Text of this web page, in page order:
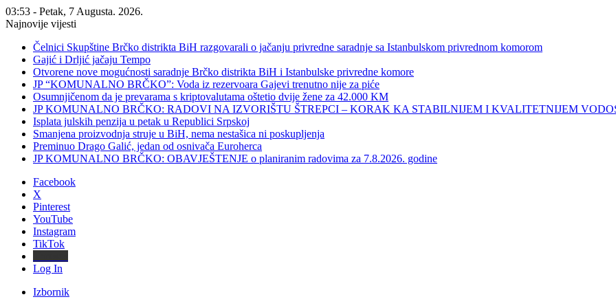
03:53 - Petak, 7 Augusta. 2026.
Najnovije vijesti
Čelnici Skupštine Brčko distrikta BiH razgovarali o jačanju privredne saradnje sa Istanbulskom privrednom komorom
Gajić i Drljić jačaju Tempo
Otvorene nove mogućnosti saradnje Brčko distrikta BiH i Istanbulske privredne komore
JP “KOMUNALNO BRČKO”: Voda iz rezervoara Gajevi trenutno nije za piće
Osumnjičenom da je prevarama s kriptovalutama oštetio dvije žene za 42.000 KM
JP KOMUNALNO BRČKO: RADOVI NA IZVORIŠTU ŠTREPCI – KORAK KA STABILNIJEM I KVALITETNIJEM
Isplata julskih penzija u petak u Republici Srpskoj
Smanjena proizvodnja struje u BiH, nema nestašica ni poskupljenja
Preminuo Drago Galić, jedan od osnivača Euroherca
JP KOMUNALNO BRČKO: OBAVJEŠTENJE o planiranim radovima za 7.8.2026. godine
Facebook
X
Pinterest
YouTube
Instagram
TikTok
Log In
Izbornik